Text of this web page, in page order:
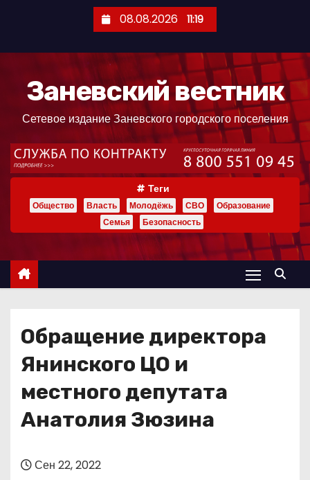
ж
08.08.2026 11:19
Заневский вестник
Сетевое издание Заневского городского поселения
Теги
Общество Власть Молодёжь СВО
Образование
Семья
Безопасность
Обращение директора
Янинского ЦО и
местного депутата
Анатолия Зюзина
Сен 22, 2022